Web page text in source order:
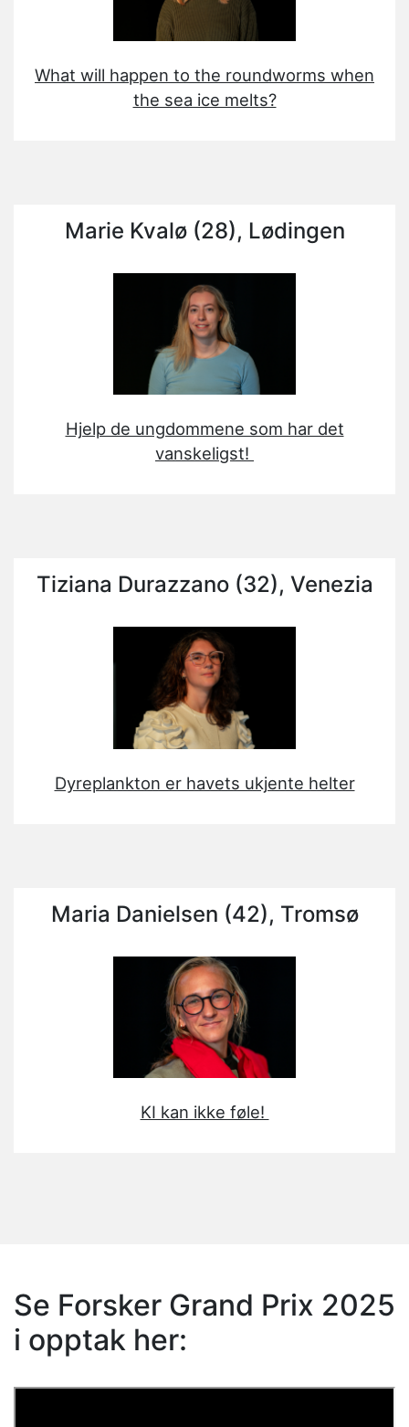
What will happen to the roundworms when
the sea ice melts?
Marie Kvalø (28), Lødingen
Hjelp de ungdommene som har det
vanskeligst!
Tiziana Durazzano (32), Venezia
Dyreplankton er havets ukjente helter
Maria Danielsen (42), Tromsø
KI kan ikke føle!
Se Forsker Grand Prix 2025
i opptak her: